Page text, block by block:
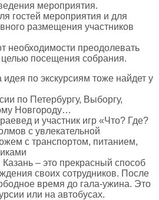
мероприятия.
гостей мероприятия и для
размещения участников
необходимости преодолевать
посещения собрания.
по экскурсиям тоже найдет у
по Петербургу, Выборгу,
Новгороду…
и участник игр «Что? Где?
с увлекательной
с транспортом, питанием,
– это прекрасный способ
своих сотрудников. После
время до гала-ужина. Это
или на автобусах.